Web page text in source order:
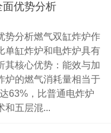
优势分析
势分析燃气双缸炸炉作
单缸炸炉和电炸炉具有
其核心优势：能效与加
炉的燃气消耗量相当于
63%，比普通电炸炉
和五层混...